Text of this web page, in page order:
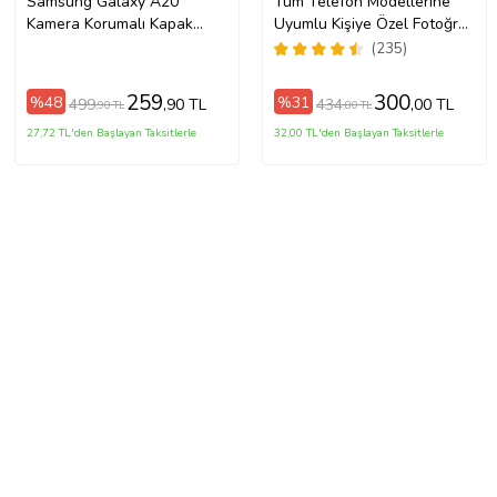
Kamera Korumalı Kapak
%48 499,90 TL 259,90 TL
27,72 TL'den Başlayan Taksitlerle
Uyumlu Kişiye Özel Fotoğraf
Baskılı Telefon Kılıfı
(235)
%31 434,80 TL 300,00 TL
32,00 TL'den Başlayan Taksitlerle